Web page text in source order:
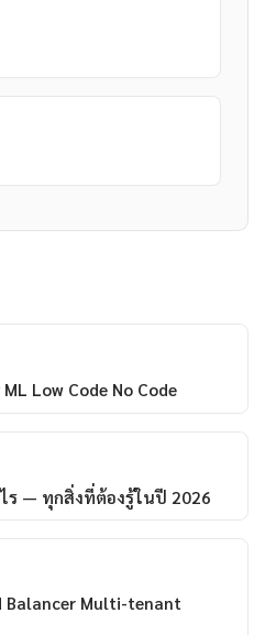
Low Code No Code
ร — ทุกสิ่งที่ต้องรู้ในปี 2026
Balancer Multi-tenant